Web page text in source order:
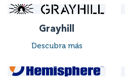
Grayhill
Descubra más